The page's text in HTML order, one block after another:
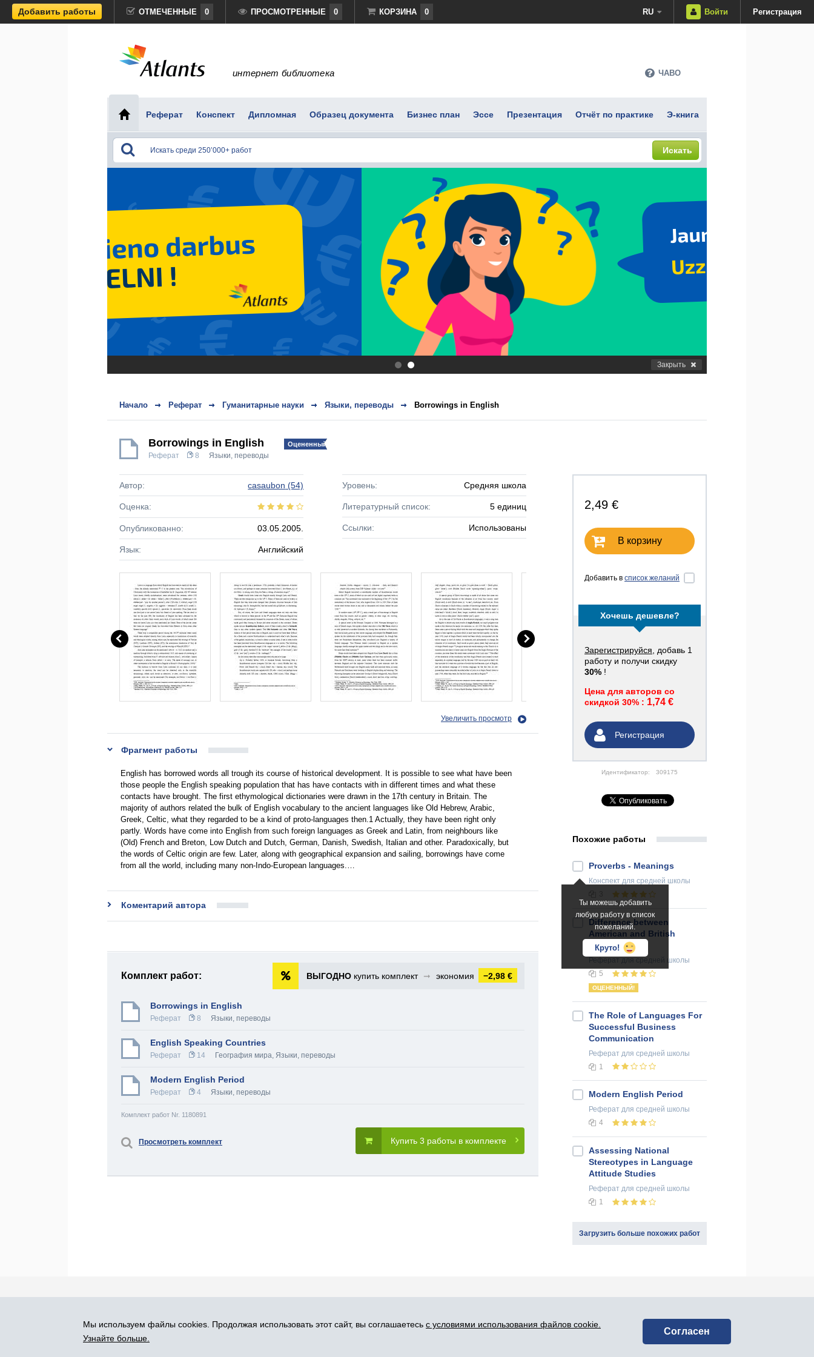
Добавить работы ОТМЕЧЕННЫЕ 0 ПРОСМОТРЕННЫЕ 0 КОРЗИНА 0 RU Войти Регистрация
интернет библиотека ЧАВО
Реферат Конспект Дипломная Образец документа Бизнес план Эссе Презентация Отчёт по практике Э-книга
Искать
. Закрыть
Начало Реферат Гуманитарные науки Языки, переводы Borrowings in English
Borrowings in English Оцененный!
Реферат 8 Языки, переводы
2,49 €
В корзину
Добавить в список желаний
Хочешь дешевле?
Зарегистрируйся , добавь 1
работу и получи скидку
30% !
Цена для авторов со
скидкой 30% : 1,74 €
Регистрация
Идентификатор: 309175
Автор: casaubon (54)
Оценка:
Опубликованно: 03.05.2005.
Язык: Английский
Уровень: Средняя школа
Литературный список: 5 единиц
Ссылки: Использованы
Увеличить просмотр
Фрагмент работы
English has borrowed words all trough its course of historical development. It is possible to see what have been
those people the English speaking population that has have contacts with in different times and what these
contacts have brought. The first ethymological dictionaries were drawn in the 17th century in Britain. The
majority of authors related the bulk of English vocabulary to the ancient languages like Old Hebrew, Arabic,
Greek, Celtic, what they regarded to be a kind of proto-languages then.1 Actually, they have been right only
partly. Words have come into English from such foreign languages as Greek and Latin, from neighbours like
(Old) French and Breton, Low Dutch and Dutch, German, Danish, Swedish, Italian and other. Paradoxically, but
the words of Celtic origin are few. Later, along with geographical expansion and sailing, borrowings have come
from all the world, including many non-Indo-European languages.…
Коментарий автора
Комплект работ: ВЫГОДНО купить комплект ➞ экономия −2,98 €
Borrowings in English
Реферат 8 Языки, переводы
English Speaking Countries
Реферат 14 География мира, Языки, переводы
Modern English Period
Реферат 4 Языки, переводы
Комплект работ Nr. 1180891
Купить 3 работы в комплекте
Просмотреть комплект
Похожие работы
Ты можешь добавить
любую работу в список
пожеланий.
Круто!
Proverbs - Meanings
Конспект для средней школы
Difference between
American and British
Language
для средней школы
5
ОЦЕНЕННЫЙ!
The Role of Languages For
Successful Business
Communication
Реферат для средней школы
1
Modern English Period
Реферат для средней школы
4
Assessing National
Stereotypes in Language
Attitude Studies
Реферат для средней школы
1
Загрузить больше похожих работ
SIA „CDI” © 2002 - 2026
Мы используем файлы cookies. Продолжая использовать этот сайт, вы соглашаетесь с условиями использования файлов cookie.
Узнайте больше.
Согласен